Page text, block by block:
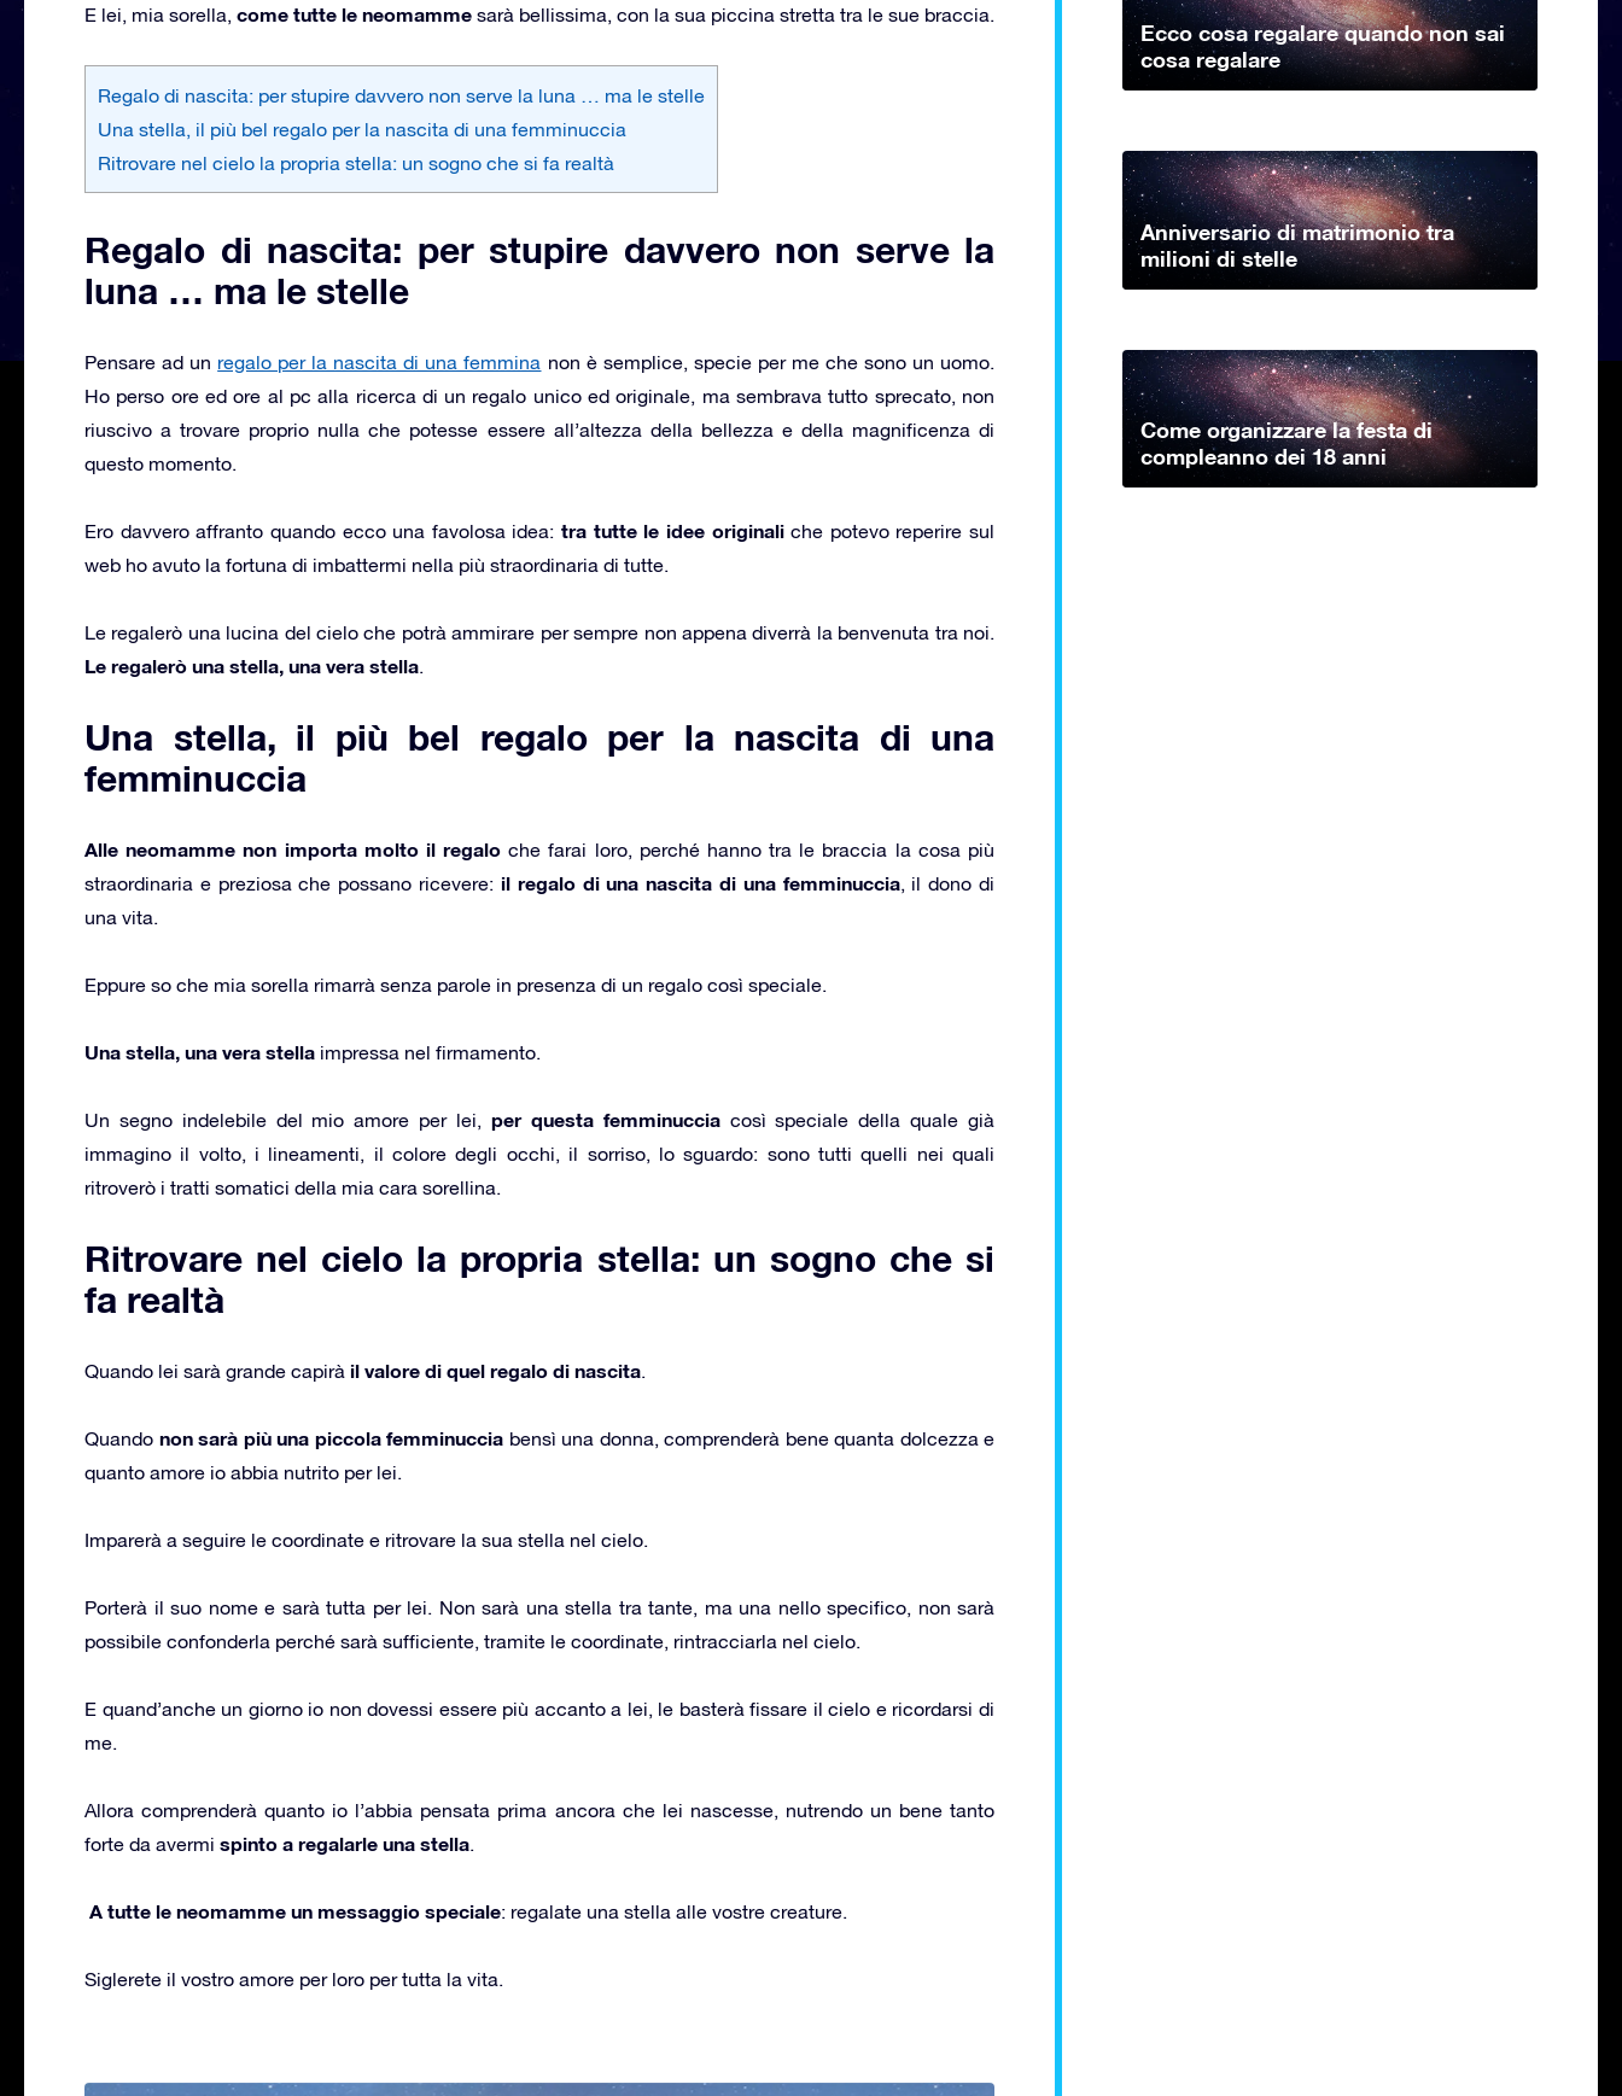
E lei, mia sorella, come tutte le neomamme sarà bellissima, con la sua piccina stretta tra le sue braccia.
Regalo di nascita: per stupire davvero non serve la luna … ma le stelle
Una stella, il più bel regalo per la nascita di una femminuccia
Ritrovare nel cielo la propria stella: un sogno che si fa realtà
Regalo di nascita: per stupire davvero non serve la
luna … ma le stelle
Pensare ad un regalo per la nascita di una femmina non è semplice, specie per me che sono un uomo.
Ho perso ore ed ore al pc alla ricerca di un regalo unico ed originale, ma sembrava tutto sprecato, non
riuscivo a trovare proprio nulla che potesse essere all’altezza della bellezza e della magnificenza di
questo momento.
Ero davvero affranto quando ecco una favolosa idea: tra tutte le idee originaliche potevo reperire sul
web ho avuto la fortuna di imbattermi nella più straordinaria di tutte.
Le regalerò una lucina del cielo che potrà ammirare per sempre non appena diverrà la benvenuta tra noi.
Le regalerò una stella, una vera stella.
Una stella, il più bel regalo per la nascita di una
femminuccia
Alle neomamme non importa molto il regalo che farai loro, perché hanno tra le braccia la cosa più
straordinaria e preziosa che possano ricevere: il regalo di una nascita di una femminuccia, il dono di
una vita.
Eppure so che mia sorella rimarrà senza parole in presenza di un regalo così speciale.
Una stella, una vera stella impressa nel firmamento.
Un segno indelebile del mio amore per lei, per questa femminucciacosì speciale della quale già
immagino il volto, i lineamenti, il colore degli occhi, il sorriso, lo sguardo: sono tutti quelli nei quali
ritroverò i tratti somatici della mia cara sorellina.
Ritrovare nel cielo la propria stella: un sogno che si
fa realtà
Quando lei sarà grande capirà il valore di quel regalo di nascita.
Quando non sarà più una piccola femminuccia bensì una donna, comprenderà bene quanta dolcezza e
quanto amore io abbia nutrito per lei.
Imparerà a seguire le coordinate e ritrovare la sua stella nel cielo.
Porterà il suo nome e sarà tutta per lei. Non sarà una stella tra tante, ma una nello specifico, non sarà
possibile confonderla perché sarà sufficiente, tramite le coordinate, rintracciarla nel cielo.
E quand’anche un giorno io non dovessi essere più accanto a lei, le basterà fissare il cielo e ricordarsi di
me.
Allora comprenderà quanto io l’abbia pensata prima ancora che lei nascesse, nutrendo un bene tanto
forte da avermi spinto a regalarle una stella.
A tutte le neomamme un messaggio speciale: regalate una stella alle vostre creature.
Siglerete il vostro amore per loro per tutta la vita.
Ecco cosa regalare quando non sai
cosa regalare
Anniversario di matrimonio tra
milioni di stelle
Come organizzare la festa di
compleanno dei 18 anni